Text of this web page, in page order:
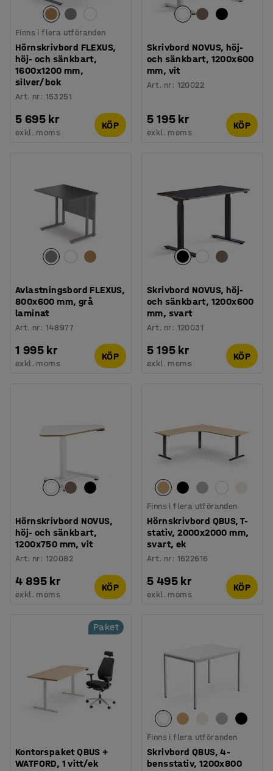
Finns i flera utföranden
Hörnskrivbord FLEXUS,
höj- och sänkbart,
1600x1200 mm,
silver/bok
Art. nr: 153251
5 695 kr
exkl. moms
KÖP
Skrivbord NOVUS, höj-
och sänkbart, 1200x600
mm, vit
Art. nr: 120022
5 195 kr
exkl. moms
KÖP
Avlastningsbord FLEXUS,
800x600 mm, grå
laminat
Art. nr: 148977
1 995 kr
exkl. moms
KÖP
Skrivbord NOVUS, höj-
och sänkbart, 1200x600
mm, svart
Art. nr: 120031
5 195 kr
exkl. moms
KÖP
Hörnskrivbord NOVUS,
höj- och sänkbart,
1200x750 mm, vit
Art. nr: 120082
4 895 kr
exkl. moms
KÖP
Finns i flera utföranden
Hörnskrivbord QBUS, T-
stativ, 2000x2000 mm,
svart, ek
Art. nr: 1622616
5 495 kr
exkl. moms
KÖP
Paket
Kontorspaket QBUS +
WATFORD, 1 vitt/ek
Finns i flera utföranden
Skrivbord QBUS, 4-
bensstativ, 1200x800